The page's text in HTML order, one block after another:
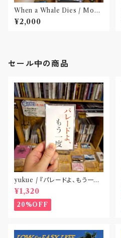
When a Whale Dies / Moby
Dick(CD)
¥2,000
セール中の商品
yukue / 『パレードよ、もう一度』
(TAPE)
¥1,320
20%OFF